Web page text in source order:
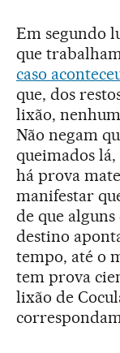
Em segundo
que
caso
que, dos
lixão,
Não negam
queimados
há prova
manifestar
de que
destino
tempo, até o
tem prova
lixão de